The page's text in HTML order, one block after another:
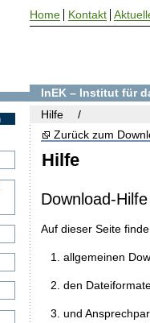
Hilfe
Zurück zum
Download-Hilfe
Auf dieser Seite
allgemeinen
den
und
InEK – Institut für
Hilfe
Home Kontakt